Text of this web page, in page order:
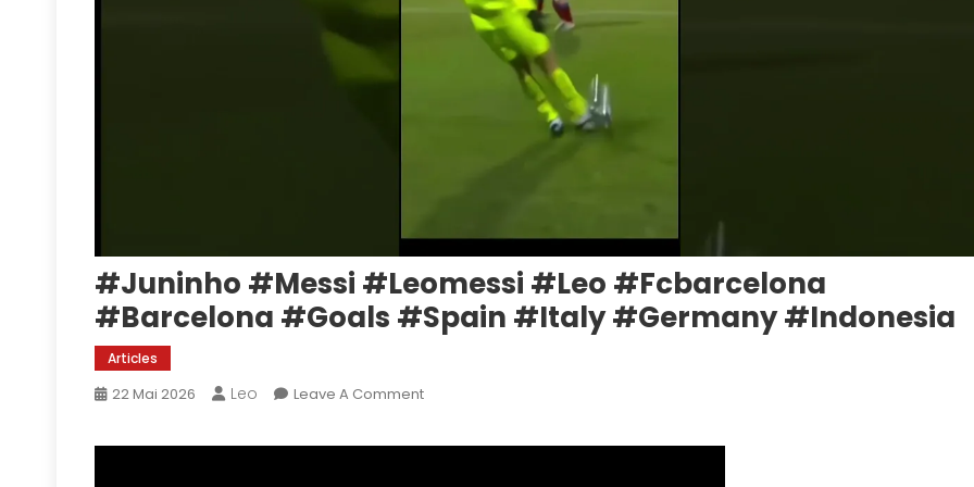
#juninho #messi #leomessi #leo #fcbarcelona
#barcelona #goals #spain #italy #germany #indonesia
Articles
22 Mai 2026 Leo Leave A CommentOn
#messi